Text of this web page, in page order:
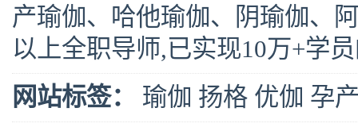
产瑜伽、哈他瑜伽、阴瑜伽、
以上全职导师,已实现10万+学
网站标签：
瑜伽 扬格 优伽 孕